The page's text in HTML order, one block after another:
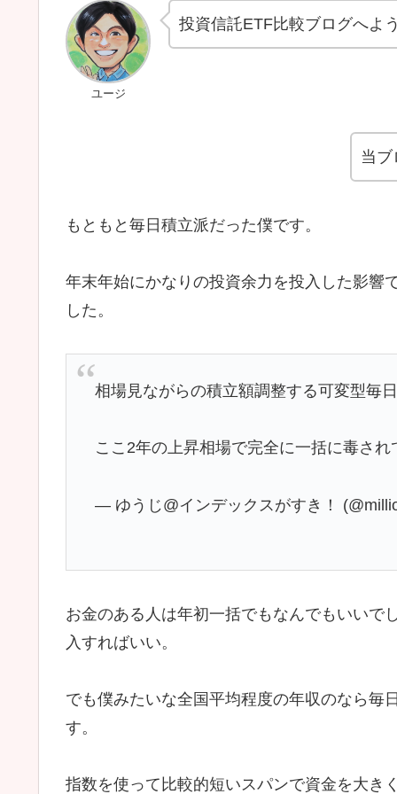
ユージ
投資信託ETF比較ブログへよ
当ブ
もともと毎日積立派だった僕です。
年末年始にかなりの投資余力を投入した影響
した。
相場見ながらの積立額調整する可変型毎
ここ2年の上昇相場で完全に一括に毒され
— ゆうじ@インデックスがすき！
お金のある人は年初一括でもなんでもいいで
入すればいい。
でも僕みたいな全国平均程度の年収のなら毎
す。
指数を使って比較的短いスパンで資金を大き